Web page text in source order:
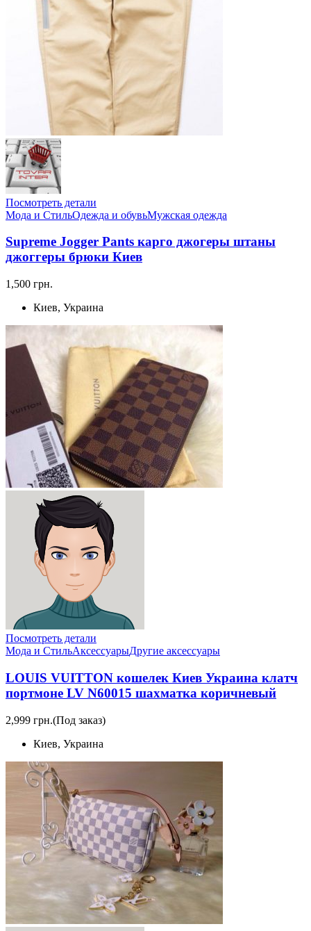
Посмотреть детали
Мода и СтильОдежда и обувьМужская одежда
Supreme Jogger Pants карго джогеры штаны
джоггеры брюки Киев
1,500 грн.
Киев, Украина
Посмотреть детали
Мода и СтильАксессуарыДругие аксессуары
LOUIS VUITTON кошелек Киев Украина клатч
портмоне LV N60015 шахматка коричневый
2,999 грн.(Под заказ)
Киев, Украина